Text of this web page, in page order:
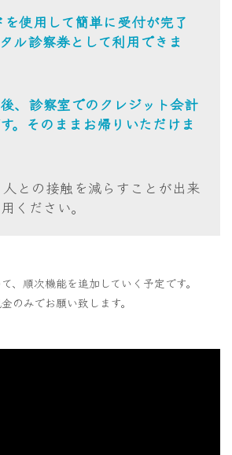
を使用して簡単に受付が完了
ル診察券として利用できま
、診察室でのクレジット会計
。そのままお帰りいただけま
との接触を減らすことが出来
ください。
、順次機能を追加していく予定です。
のみでお願い致します。